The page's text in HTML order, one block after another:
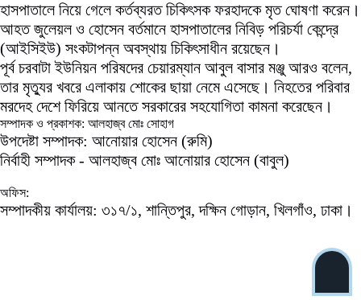
হাসপাতালে নিয়ে গেলে কর্তব্যরত চিকিৎসক ফরহাদকে মৃত ঘোষণা করেন।
আহত জুলেয়ল ও হোসেন বর্তমানে হাসপাতালের নিবিড় পরিচর্যা কেন্দ্রে
(আইসিইউ) সংকটাপন্ন অবস্থায় চিকিৎসাধীন রয়েছেন।
পূর্ব চরবাটা ইউনিয়ন পরিষদের চেয়ারম্যান আবুল বাসার মঞ্জু আরও বলেন,
তার মৃত্যুর খবরে এলাকায় শোকের ছায়া নেমে এসেছে। নিহতের পরিবার
মরদেহ দেশে ফিরিয়ে আনতে সরকারের সহযোগিতা কামনা করেছেন।
সম্পাদক ও প্রকাশক: আলহাজ্ব মোঃ সোহাগ
উপদেষ্টা সম্পাদক: আনোয়ার হোসেন (রুমি)
নির্বাহী সম্পাদক - আলহাজ্ব মোঃ আনোয়ার হোসেন (বাবুল)
অফিস:
সম্পাদকীয় কার্যালয়: ৩১৭/১, শান্তিপুর, দক্ষিন গোড়ান, খিলগাঁও, ঢাকা।